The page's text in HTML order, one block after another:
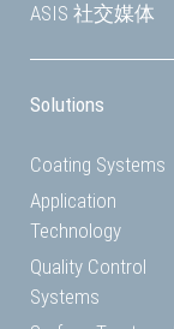
ASIS 社交媒体
Solutions
Coating Systems
Application
Technology
Quality Control
Systems